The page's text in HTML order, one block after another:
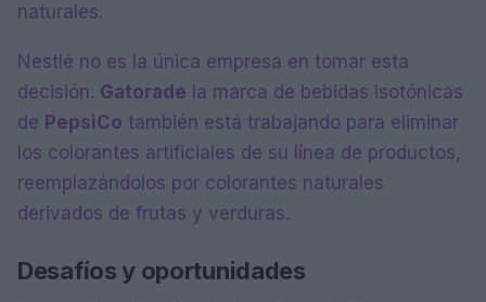
naturales.
Nestlé no es la única empresa en tomar esta
decisión. Gatorade la marca de bebidas isotónicas
de PepsiCo también está trabajando para eliminar
los colorantes artificiales de su línea de productos,
reemplazándolos por colorantes naturales
derivados de frutas y verduras.
Desafíos y oportunidades